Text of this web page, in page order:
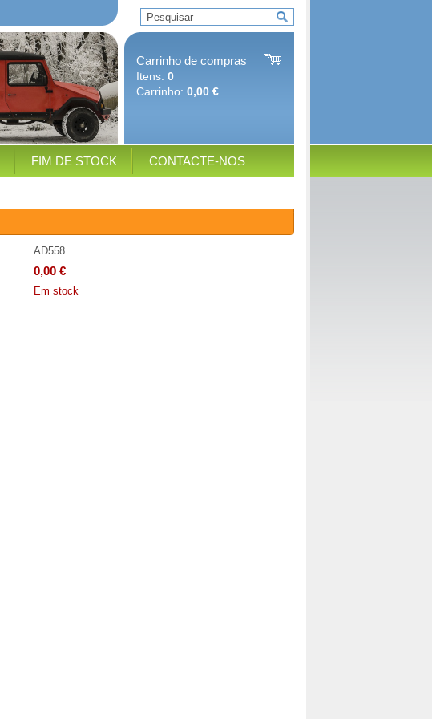
Carrinho de compras
Itens: 0
Carrinho: 0,00 €
FIM DE STOCK CONTACTE-NOS
AD558
0,00 €
Em stock